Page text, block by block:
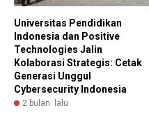
Universitas Pendidikan
Indonesia dan Positive
Technologies Jalin
Kolaborasi Strategis: Cetak
Generasi Unggul
Cybersecurity Indonesia
2 bulan lalu